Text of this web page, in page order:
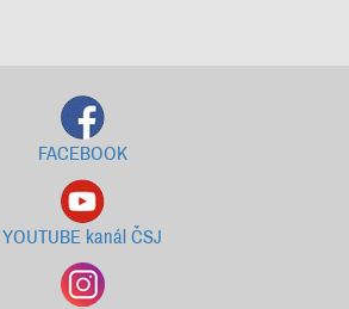
FACEBOOK
YOUTUBE kanál ČSJ